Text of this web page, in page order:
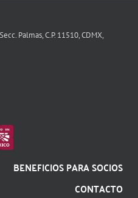
Palmas, C.P. 11510, CDMX,
BENEFICIOS PARA SOCIOS
CONTACTO